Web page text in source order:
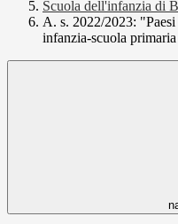
Scuola dell'infanzia di
A. s. 2022/2023:
infanzia-scuola primaria